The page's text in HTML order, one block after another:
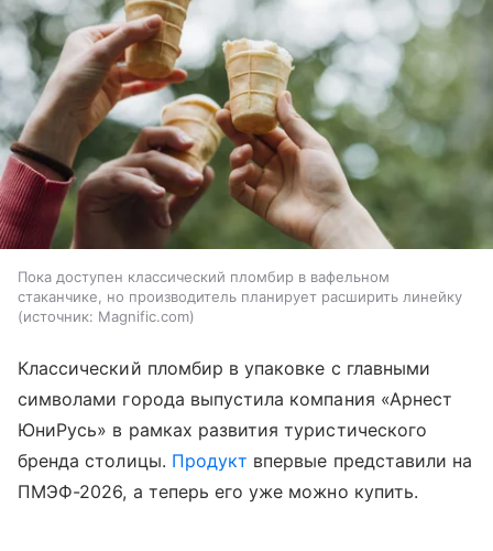
Пока доступен классический пломбир в вафельном
стаканчике, но производитель планирует расширить линейку
источник: Magnific.com
Классический пломбир в упаковке с главными
символами города выпустила компания «Арнест
ЮниРусь» в рамках развития туристического
бренда столицы. Продукт впервые представили на
ПМЭФ-2026, а теперь его уже можно купить.